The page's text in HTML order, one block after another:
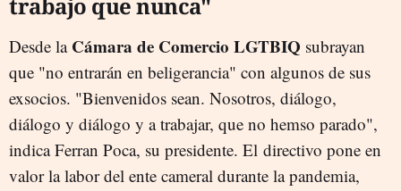
Desde la Cámara de Comercio LGTBIQ subrayan
que "no entrarán en beligerancia" con algunos de sus
exsocios. "Bienvenidos sean. Nosotros, diálogo,
diálogo y diálogo y a trabajar, que no hemso parado",
indica Ferran Poca, su presidente. El directivo pone en
valor la labor del ente cameral durante la pandemia,